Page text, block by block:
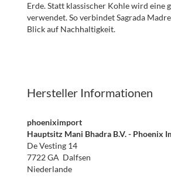
Erde. Statt klassischer Kohle wird eine
verwendet. So verbindet Sagrada
Blick auf Nachhaltigkeit.
Hersteller Informationen
phoeniximport
Hauptsitz Mani Bhadra B.V. - Phoenix
De Vesting 14
7722 GA Dalfsen
Niederlande